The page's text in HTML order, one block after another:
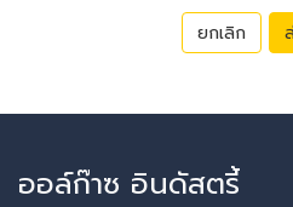
ยกเลิก
ออล์ก๊าซ อินดัสตรี้